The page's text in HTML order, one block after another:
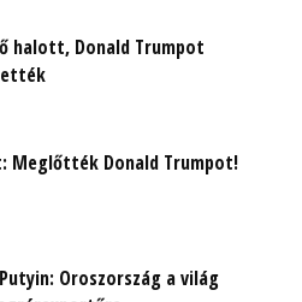
halott, Donald Trumpot
Meglőtték Donald Trumpot!
Oroszország a világ